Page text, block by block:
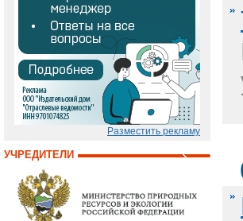
Разместить рекламу
УЧРЕДИТЕЛИ